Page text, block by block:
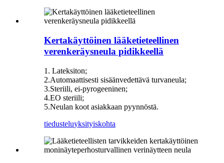
Kertakäyttöinen lääketieteellinen
verenkeräysneula pidikkeellä
1. Lateksiton;
2.Automaattisesti sisäänvedettävä turvaneula;
3.Steriili, ei-pyrogeeninen;
4.EO steriili;
5.Neulan koot asiakkaan pyynnöstä.
tiedusteluyksityiskohta